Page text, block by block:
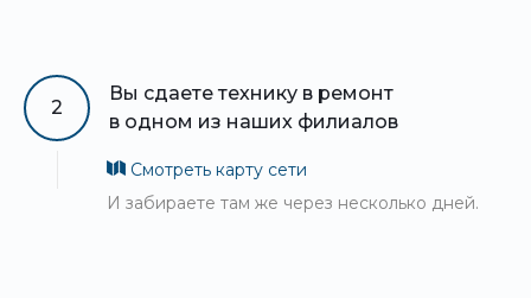
2
Вы сдаете технику в ремонт
в одном из наших филиалов
Смотреть карту сети
И забираете там же через несколько дней.